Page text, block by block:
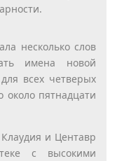
несколько слов
имена новой
всех четверых
около пятнадцати
и Центавр
с высокими